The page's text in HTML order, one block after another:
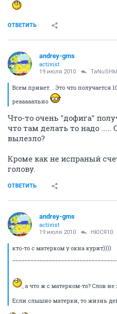
ОТВЕТИТЬ
andrey-gms
activist
19 июля 2010
Всем привет. . Это что получается
реааааально
Что-то очень "дофига"
что там делать то надо .....
вылезло?
Кроме как не испраный
голову.
ОТВЕТИТЬ
andrey-gms
activist
19 июля 2010 НЮСЯ10
кто-то с матерком у окна курит))))
, а что ж с матерком-то? Слов не
Если слышно матерки, то жизнь